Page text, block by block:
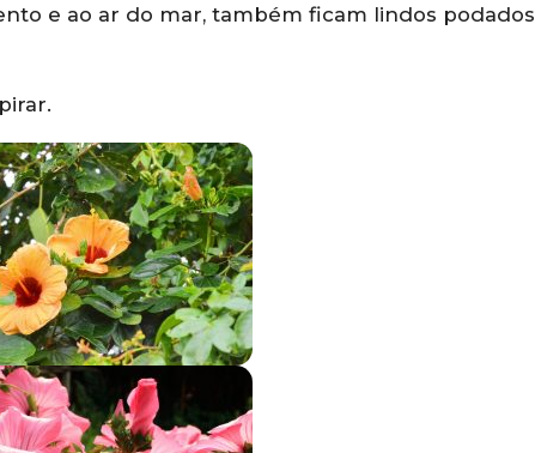
e ao ar do mar, também ficam lindos podados